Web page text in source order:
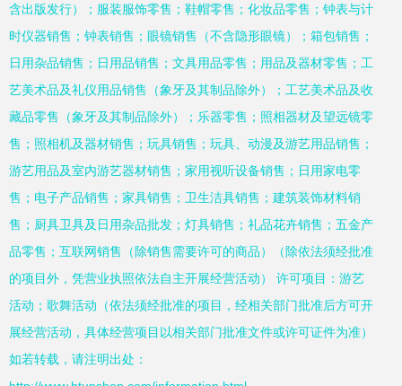
含出版发行）；服装服饰零售；鞋帽零售；化妆品零售；钟表与计
时仪器销售；钟表销售；眼镜销售（不含隐形眼镜）；箱包销售；
日用杂品销售；日用品销售；文具用品零售；用品及器材零售；工
艺美术品及礼仪用品销售（象牙及其制品除外）；工艺美术品及收
藏品零售（象牙及其制品除外）；乐器零售；照相器材及望远镜零
售；照相机及器材销售；玩具销售；玩具、动漫及游艺用品销售；
游艺用品及室内游艺器材销售；家用视听设备销售；日用家电零
售；电子产品销售；家具销售；卫生洁具销售；建筑装饰材料销
售；厨具卫具及日用杂品批发；灯具销售；礼品花卉销售；五金产
品零售；互联网销售（除销售需要许可的商品）（除依法须经批准
的项目外，凭营业执照依法自主开展经营活动） 许可项目：游艺
活动；歌舞活动（依法须经批准的项目，经相关部门批准后方可开
展经营活动，具体经营项目以相关部门批准文件或许可证件为准）
如若转载，请注明出处：